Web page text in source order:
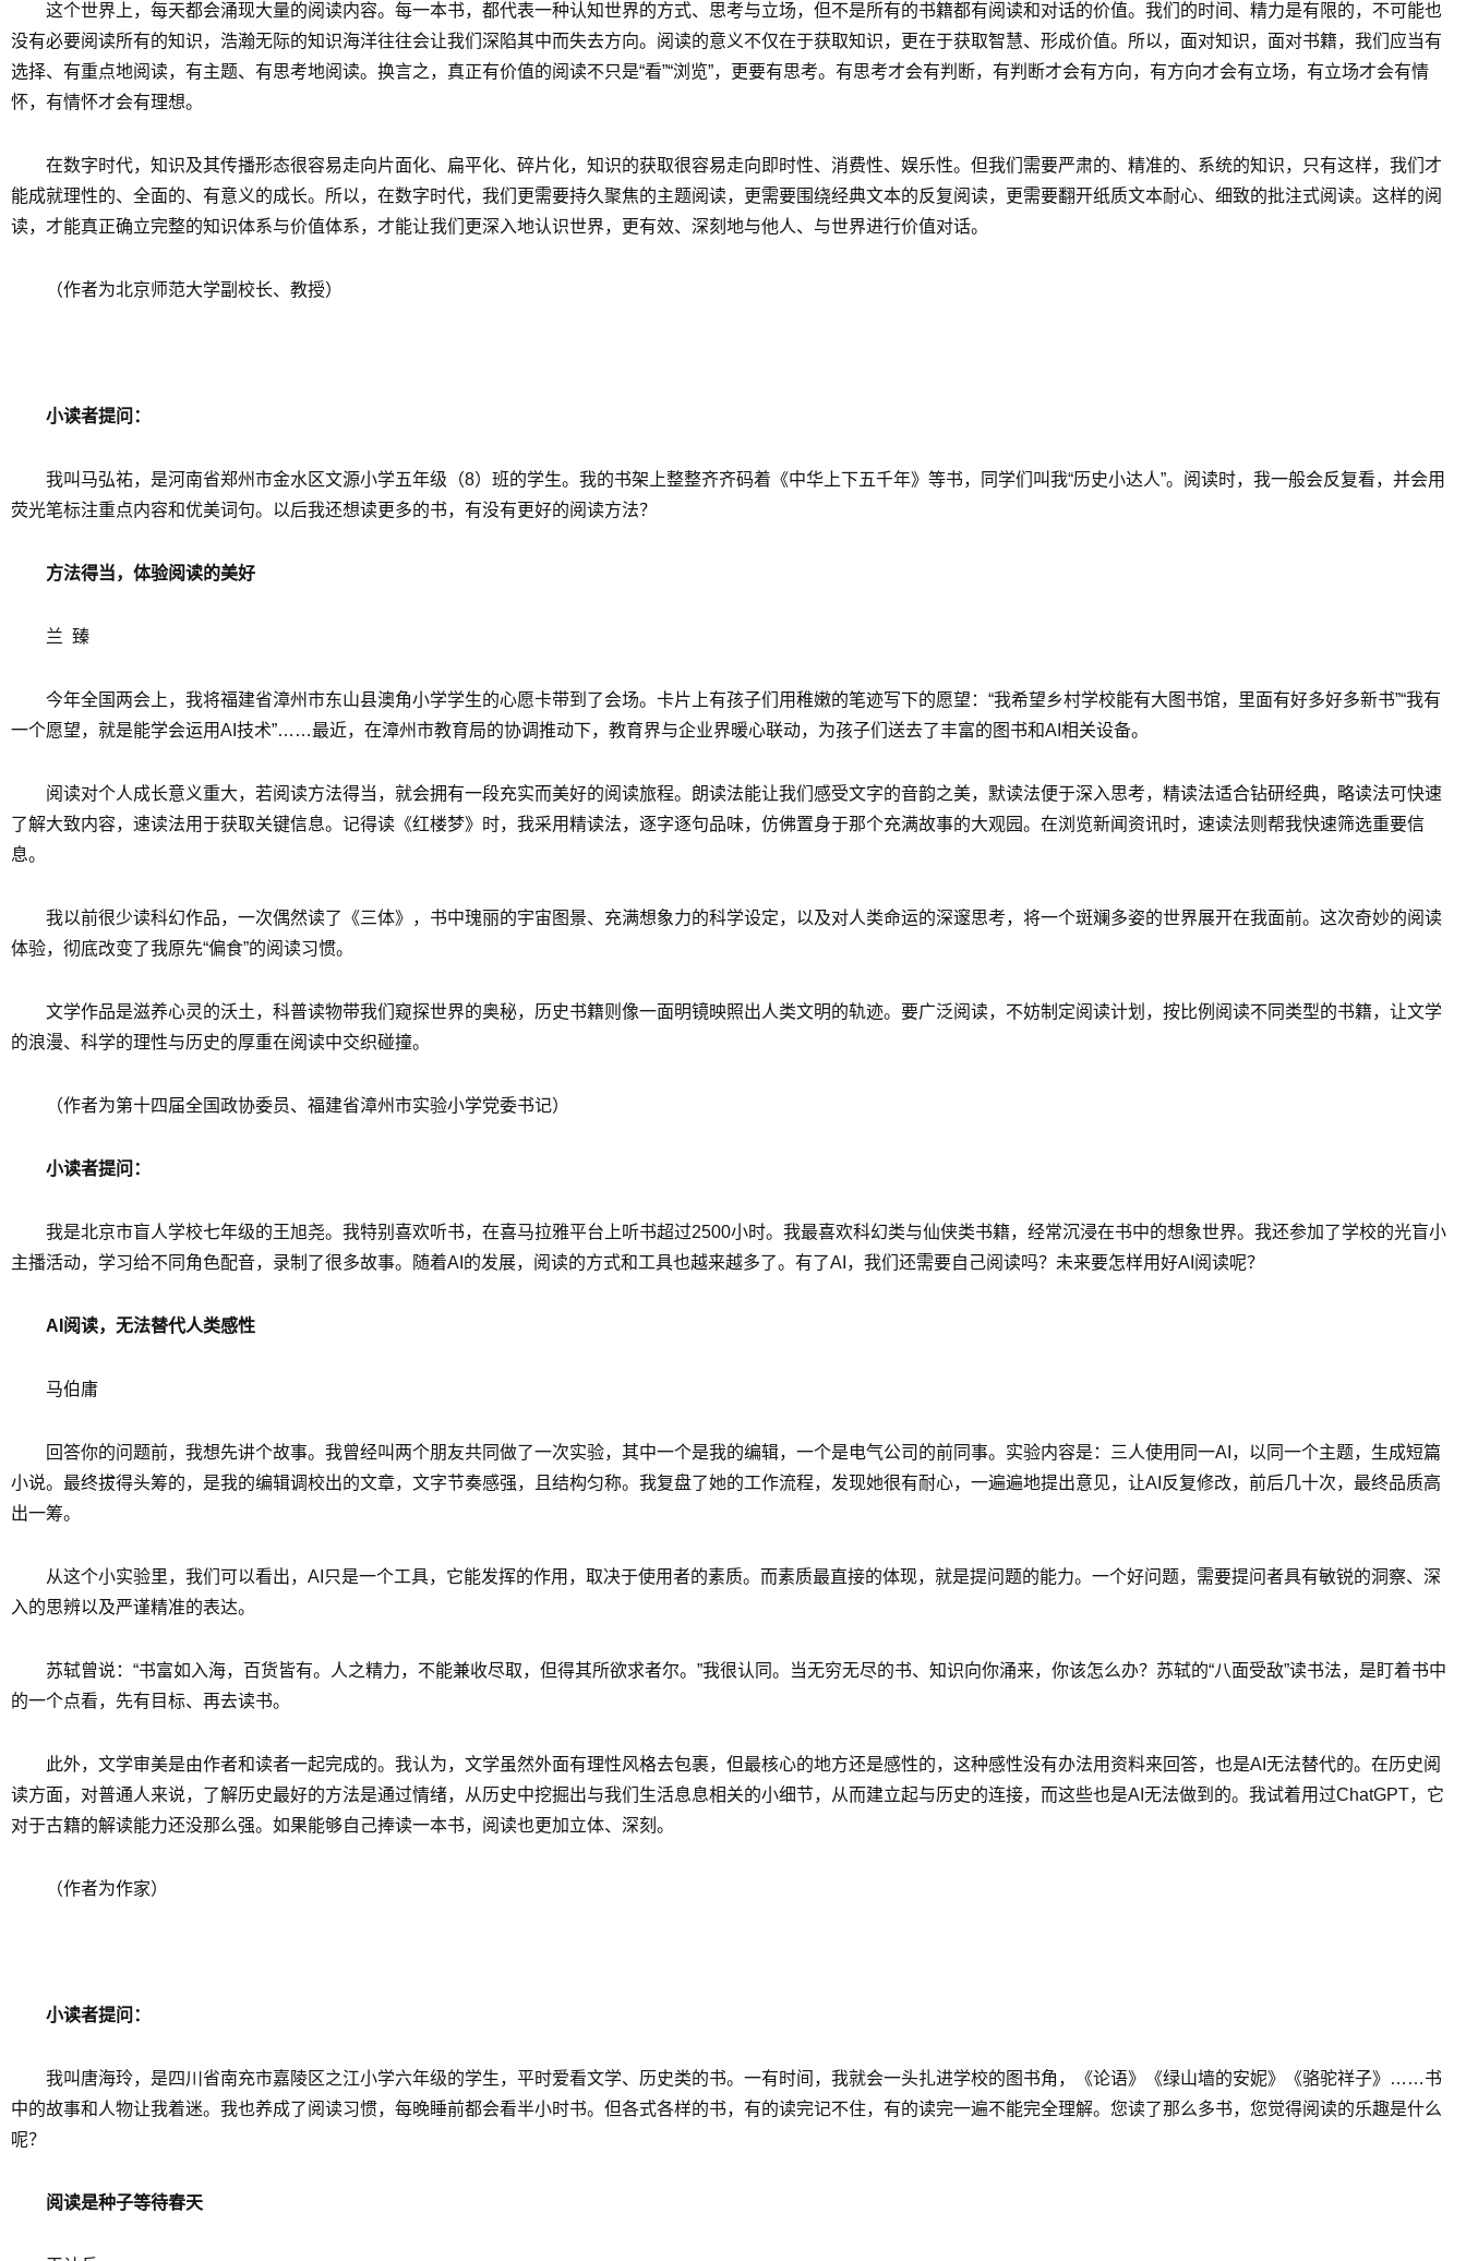
这个世界上，每天都会涌现大量的阅读内容。每一本书，都代表一种认知世界的方式、思考与立场，但不是所有的书籍都有阅读和对话的价值。我们的时间、精力是有限的，不可能也
没有必要阅读所有的知识，浩瀚无际的知识海洋往往会让我们深陷其中而失去方向。阅读的意义不仅在于获取知识，更在于获取智慧、形成价值。所以，面对知识，面对书籍，我们应当有
选择、有重点地阅读，有主题、有思考地阅读。换言之，真正有价值的阅读不只是“看”“浏览”，更要有思考。有思考才会有判断，有判断才会有方向，有方向才会有立场，有立场才会有情
怀，有情怀才会有理想。
在数字时代，知识及其传播形态很容易走向片面化、扁平化、碎片化，知识的获取很容易走向即时性、消费性、娱乐性。但我们需要严肃的、精准的、系统的知识，只有这样，我们才
能成就理性的、全面的、有意义的成长。所以，在数字时代，我们更需要持久聚焦的主题阅读，更需要围绕经典文本的反复阅读，更需要翻开纸质文本耐心、细致的批注式阅读。这样的阅
读，才能真正确立完整的知识体系与价值体系，才能让我们更深入地认识世界，更有效、深刻地与他人、与世界进行价值对话。
（作者为北京师范大学副校长、教授）
小读者提问：
我叫马弘祐，是河南省郑州市金水区文源小学五年级（8）班的学生。我的书架上整整齐齐码着《中华上下五千年》等书，同学们叫我“历史小达人”。阅读时，我一般会反复看，并会用
荧光笔标注重点内容和优美词句。以后我还想读更多的书，有没有更好的阅读方法？
方法得当，体验阅读的美好
兰 臻
今年全国两会上，我将福建省漳州市东山县澳角小学学生的心愿卡带到了会场。卡片上有孩子们用稚嫩的笔迹写下的愿望：“我希望乡村学校能有大图书馆，里面有好多好多新书”“我有
一个愿望，就是能学会运用AI技术”……最近，在漳州市教育局的协调推动下，教育界与企业界暖心联动，为孩子们送去了丰富的图书和AI相关设备。
阅读对个人成长意义重大，若阅读方法得当，就会拥有一段充实而美好的阅读旅程。朗读法能让我们感受文字的音韵之美，默读法便于深入思考，精读法适合钻研经典，略读法可快速
了解大致内容，速读法用于获取关键信息。记得读《红楼梦》时，我采用精读法，逐字逐句品味，仿佛置身于那个充满故事的大观园。在浏览新闻资讯时，速读法则帮我快速筛选重要信
息。
我以前很少读科幻作品，一次偶然读了《三体》，书中瑰丽的宇宙图景、充满想象力的科学设定，以及对人类命运的深邃思考，将一个斑斓多姿的世界展开在我面前。这次奇妙的阅读
体验，彻底改变了我原先“偏食”的阅读习惯。
文学作品是滋养心灵的沃土，科普读物带我们窥探世界的奥秘，历史书籍则像一面明镜映照出人类文明的轨迹。要广泛阅读，不妨制定阅读计划，按比例阅读不同类型的书籍，让文学
的浪漫、科学的理性与历史的厚重在阅读中交织碰撞。
（作者为第十四届全国政协委员、福建省漳州市实验小学党委书记）
小读者提问：
我是北京市盲人学校七年级的王旭尧。我特别喜欢听书，在喜马拉雅平台上听书超过2500小时。我最喜欢科幻类与仙侠类书籍，经常沉浸在书中的想象世界。我还参加了学校的光盲小
主播活动，学习给不同角色配音，录制了很多故事。随着AI的发展，阅读的方式和工具也越来越多了。有了AI，我们还需要自己阅读吗？未来要怎样用好AI阅读呢？
AI阅读，无法替代人类感性
马伯庸
回答你的问题前，我想先讲个故事。我曾经叫两个朋友共同做了一次实验，其中一个是我的编辑，一个是电气公司的前同事。实验内容是：三人使用同一AI，以同一个主题，生成短篇
小说。最终拔得头筹的，是我的编辑调校出的文章，文字节奏感强，且结构匀称。我复盘了她的工作流程，发现她很有耐心，一遍遍地提出意见，让AI反复修改，前后几十次，最终品质高
出一筹。
从这个小实验里，我们可以看出，AI只是一个工具，它能发挥的作用，取决于使用者的素质。而素质最直接的体现，就是提问题的能力。一个好问题，需要提问者具有敏锐的洞察、深
入的思辨以及严谨精准的表达。
苏轼曾说：“书富如入海，百货皆有。人之精力，不能兼收尽取，但得其所欲求者尔。”我很认同。当无穷无尽的书、知识向你涌来，你该怎么办？苏轼的“八面受敌”读书法，是盯着书中
的一个点看，先有目标、再去读书。
此外，文学审美是由作者和读者一起完成的。我认为，文学虽然外面有理性风格去包裹，但最核心的地方还是感性的，这种感性没有办法用资料来回答，也是AI无法替代的。在历史阅
读方面，对普通人来说，了解历史最好的方法是通过情绪，从历史中挖掘出与我们生活息息相关的小细节，从而建立起与历史的连接，而这些也是AI无法做到的。我试着用过ChatGPT，它
对于古籍的解读能力还没那么强。如果能够自己捧读一本书，阅读也更加立体、深刻。
（作者为作家）
小读者提问：
我叫唐海玲，是四川省南充市嘉陵区之江小学六年级的学生，平时爱看文学、历史类的书。一有时间，我就会一头扎进学校的图书角，《论语》《绿山墙的安妮》《骆驼祥子》……书
中的故事和人物让我着迷。我也养成了阅读习惯，每晚睡前都会看半小时书。但各式各样的书，有的读完记不住，有的读完一遍不能完全理解。您读了那么多书，您觉得阅读的乐趣是什么
呢？
阅读是种子等待春天